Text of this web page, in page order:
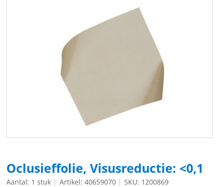
Oclusieffolie, Visusreductie: <0,1
Aantal: 1 stuk Artikel: 40659070 SKU: 1200869